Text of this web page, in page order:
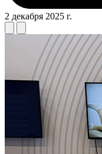
2 декабря 2025 г.